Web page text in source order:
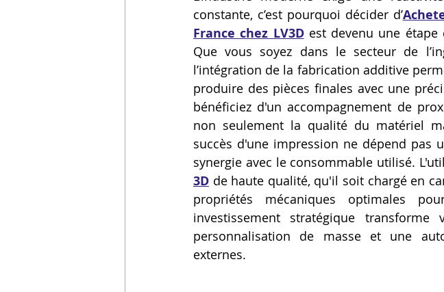
certifiée QUALIOPI Refaire une piece en 3D
Creality Hi combo Artillery M1 Pro Filament PLA
Vidéos sur l'impression 3D, Artillery M1 pro
Formation impresssion 3D formation CPF
constante, c’est pourquoi décider d’
France chez LV3D est devenu une étape
Que vous soyez dans le secteur de
l’intégration de la fabrication additive
produire des pièces finales avec une
bénéficiez d'un accompagnement de
non seulement la qualité du matériel
succès d'une impression ne dépend pas
synergie avec le consommable utilisé.
3D de haute qualité, qu'il soit chargé en
propriétés mécaniques optimales
investissement stratégique
personnalisation de masse et une
externes.